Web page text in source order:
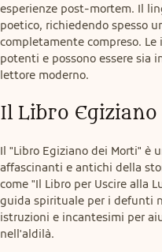
esperienze post-mortem. Il
poetico, richiedendo spesso
completamente compreso.
potenti e possono essere
lettore moderno.
Il Libro
Il "Libro Egiziano dei Morti" è
affascinanti e antichi della
come "Il Libro per Uscire alla
guida spirituale per i defunti
istruzioni e incantesimi per
nell'aldilà.